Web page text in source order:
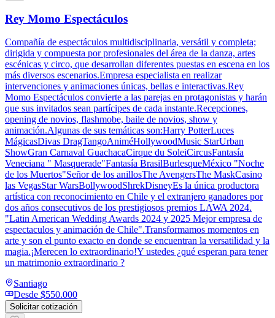
Rey Momo Espectáculos
Compañía de espectáculos multidisciplinaria, versátil y completa;
dirigida y compuesta por profesionales del área de la danza, artes
escénicas y circo, que desarrollan diferentes puestas en escena en los
más diversos escenarios.Empresa especialista en realizar
intervenciones y animaciones únicas, bellas e interactivas.Rey
Momo Espectáculos convierte a las parejas en protagonistas y harán
que sus invitados sean partícipes de cada instante.Recepciones,
opening de novios, flashmobe, baile de novios, show y
animación.Algunas de sus temáticas son:Harry PotterLuces
MágicasDivas DragTangoAniméHollywoodMusic StarUrban
ShowGran Carnaval GuachacaCirque du SoleiCircusFantasía
Veneciana " Masquerade"Fantasía BrasilBurlesqueMéxico "Noche
de los Muertos"Señor de los anillosThe AvengersThe MaskCasino
las VegasStar WarsBollywoodShrekDisneyEs la única productora
artística con reconocimiento en Chile y el extranjero ganadores por
dos años consecutivos de los prestigiosos premios LAWA 2024.
"Latin American Wedding Awards 2024 y 2025 Mejor empresa de
espectaculos y animación de Chile".Transformamos momentos en
arte y son el punto exacto en donde se encuentran la versatilidad y la
magia.¡Merecen lo extraordinario!Y ustedes ¿qué esperan para tener
un matrimonio extraordinario ?
Santiago
Desde $550.000
Solicitar cotización